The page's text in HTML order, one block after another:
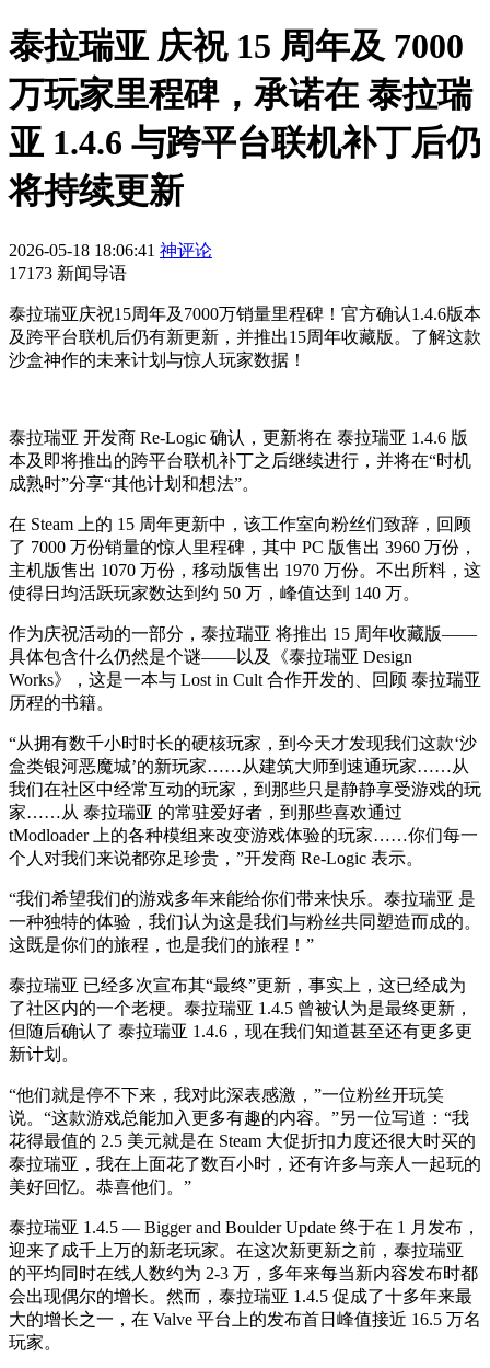
泰拉瑞亚 庆祝 15 周年及 7000
万玩家里程碑，承诺在 泰拉瑞
亚 1.4.6 与跨平台联机补丁后仍
将持续更新
2026-05-18 18:06:41 神评论
17173 新闻导语
泰拉瑞亚庆祝15周年及7000万销量里程碑！官方确认1.4.6版本
及跨平台联机后仍有新更新，并推出15周年收藏版。了解这款
沙盒神作的未来计划与惊人玩家数据！
泰拉瑞亚 开发商 Re-Logic 确认，更新将在 泰拉瑞亚 1.4.6 版
本及即将推出的跨平台联机补丁之后继续进行，并将在“时机
成熟时”分享“其他计划和想法”。
在 Steam 上的 15 周年更新中，该工作室向粉丝们致辞，回顾
了 7000 万份销量的惊人里程碑，其中 PC 版售出 3960 万份，
主机版售出 1070 万份，移动版售出 1970 万份。不出所料，这
使得日均活跃玩家数达到约 50 万，峰值达到 140 万。
作为庆祝活动的一部分，泰拉瑞亚 将推出 15 周年收藏版——
具体包含什么仍然是个谜——以及《泰拉瑞亚 Design
Works》，这是一本与 Lost in Cult 合作开发的、回顾 泰拉瑞亚
历程的书籍。
“从拥有数千小时时长的硬核玩家，到今天才发现我们这款‘沙
盒类银河恶魔城’的新玩家……从建筑大师到速通玩家……从
我们在社区中经常互动的玩家，到那些只是静静享受游戏的玩
家……从 泰拉瑞亚 的常驻爱好者，到那些喜欢通过
tModloader 上的各种模组来改变游戏体验的玩家……你们每一
个人对我们来说都弥足珍贵，”开发商 Re-Logic 表示。
“我们希望我们的游戏多年来能给你们带来快乐。泰拉瑞亚 是
一种独特的体验，我们认为这是我们与粉丝共同塑造而成的。
这既是你们的旅程，也是我们的旅程！”
泰拉瑞亚 已经多次宣布其“最终”更新，事实上，这已经成为
了社区内的一个老梗。泰拉瑞亚 1.4.5 曾被认为是最终更新，
但随后确认了 泰拉瑞亚 1.4.6，现在我们知道甚至还有更多更
新计划。
“他们就是停不下来，我对此深表感激，”一位粉丝开玩笑
说。“这款游戏总能加入更多有趣的内容。”另一位写道：“我
花得最值的 2.5 美元就是在 Steam 大促折扣力度还很大时买的
泰拉瑞亚，我在上面花了数百小时，还有许多与亲人一起玩的
美好回忆。恭喜他们。”
泰拉瑞亚 1.4.5 — Bigger and Boulder Update 终于在 1 月发布，
迎来了成千上万的新老玩家。在这次新更新之前，泰拉瑞亚
的平均同时在线人数约为 2-3 万，多年来每当新内容发布时都
会出现偶尔的增长。然而，泰拉瑞亚 1.4.5 促成了十多年来最
大的增长之一，在 Valve 平台上的发布首日峰值接近 16.5 万名
玩家。